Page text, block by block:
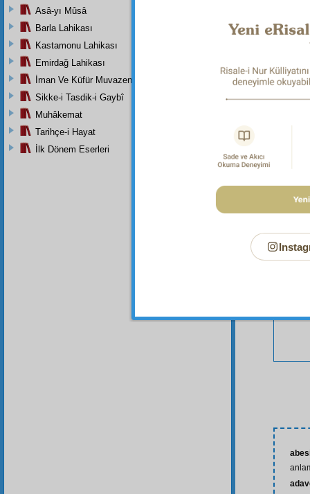
Asâ-yı Mûsâ
Barla Lahikası
Kastamonu Lahikası
Emirdağ Lahikası
İman Ve Küfür Muvazeneleri
Sikke-i Tasdik-i Gaybî
Muhâkemat
Tarihçe-i Hayat
İlk Dönem Eserleri